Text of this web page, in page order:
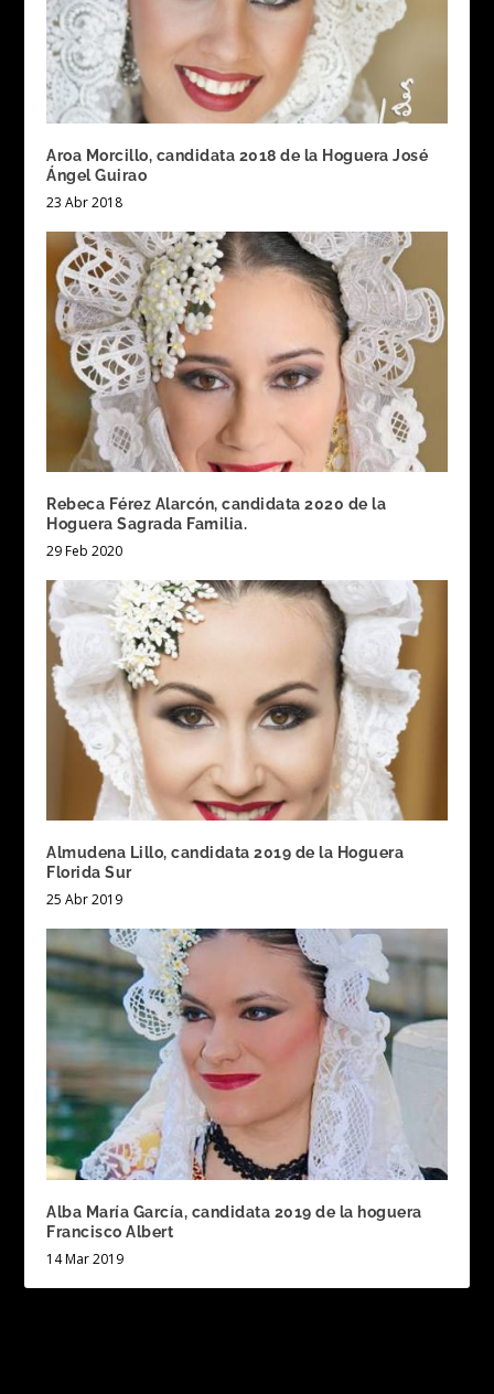
Aroa Morcillo, candidata 2018 de la Hoguera José
Ángel Guirao
23 Abr 2018
Rebeca Férez Alarcón, candidata 2020 de la
Hoguera Sagrada Familia.
29 Feb 2020
Almudena Lillo, candidata 2019 de la Hoguera
Florida Sur
25 Abr 2019
Alba María García, candidata 2019 de la hoguera
Francisco Albert
14 Mar 2019